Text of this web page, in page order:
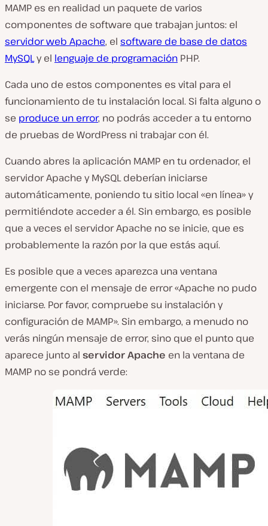
MAMP es en realidad un paquete de varios
componentes de software que trabajan juntos: el
servidor web Apache, el software de base de datos
MySQLy el lenguaje de programación PHP.
Cada uno de estos componentes es vital para el
funcionamiento de tu instalación local. Si falta alguno o
se produce un error, no podrás acceder a tu entorno
de pruebas de WordPress ni trabajar con él.
Cuando abres la aplicación MAMP en tu ordenador, el
servidor Apache y MySQLdeberían iniciarse
automáticamente, poniendo tu sitio local «en línea» y
permitiéndote acceder a él. Sin embargo, es posible
que a veces el servidor Apache no se inicie, que es
probablemente la razón por la que estás aquí.
Es posible que a veces aparezca una ventana
emergente con el mensaje de error «Apache no pudo
iniciarse. Por favor, compruebe su instalación y
configuración de MAMP». Sin embargo, a menudo no
verás ningún mensaje de error, sino que el punto que
aparece junto al servidor Apache en la ventana de
MAMP no se pondrá verde: